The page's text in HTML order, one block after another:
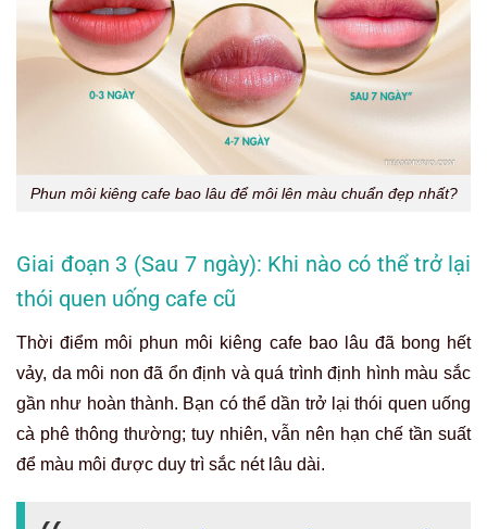
Phun môi kiêng cafe bao lâu để môi lên màu chuẩn đẹp nhất?
Giai đoạn 3 (Sau 7 ngày): Khi nào có thể trở lại
thói quen uống cafe cũ
Thời điểm môi phun môi kiêng cafe bao lâu đã bong hết
vảy, da môi non đã ổn định và quá trình định hình màu sắc
gần như hoàn thành. Bạn có thể dần trở lại thói quen uống
cà phê thông thường; tuy nhiên, vẫn nên hạn chế tần suất
để màu môi được duy trì sắc nét lâu dài.